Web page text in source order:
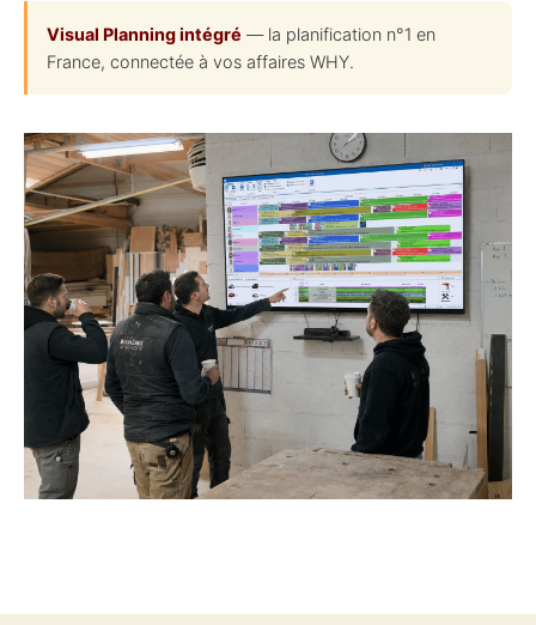
Visual Planning intégré — la planification n°1 en
France, connectée à vos affaires WHY.